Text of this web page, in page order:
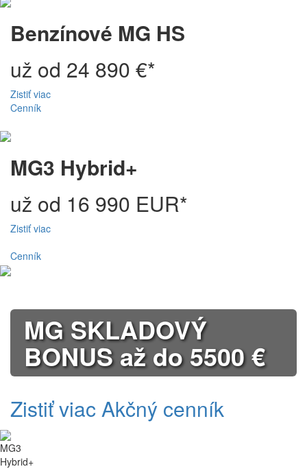
Benzínové MG HS
už od 24 890 €*
Zistiť viac
Cenník
MG3 Hybrid+
už od 16 990 EUR*
Zistiť viac
Cenník
MG SKLADOVÝ
BONUS až do 5500 €
Zistiť viacAkčný cenník
MG3
Hybrid+